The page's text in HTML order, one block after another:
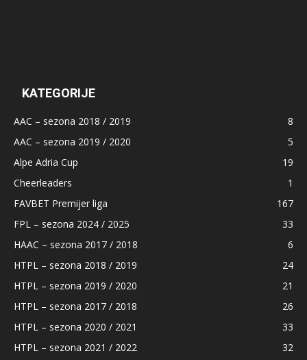
KATEGORIJE
AAC – sezona 2018 / 2019
8
AAC – sezona 2019 / 2020
5
Alpe Adria Cup
19
Cheerleaders
1
FAVBET Premijer liga
167
FPL – sezona 2024 / 2025
33
HAAC – sezona 2017 / 2018
6
HTPL – sezona 2018 / 2019
24
HTPL – sezona 2019 / 2020
21
HTPL – sezona 2017 / 2018
26
HTPL – sezona 2020 / 2021
33
HTPL – sezona 2021 / 2022
32